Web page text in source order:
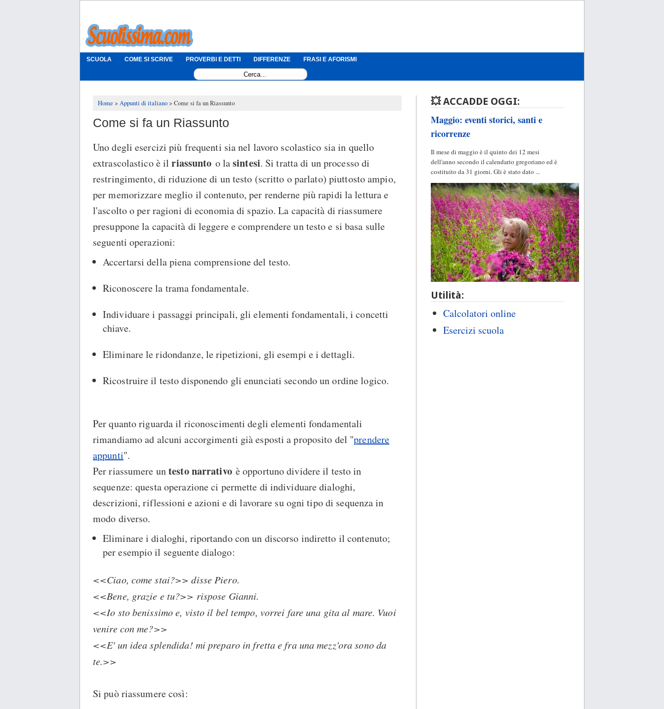
SCUOLA COME SI SCRIVE PROVERBI E DETTI DIFFERENZE FRASI E AFORISMI
Home Appunti di italiano Come si fa un Riassunto
Come si fa un Riassunto
Uno degli esercizi più frequenti sia nel lavoro scolastico sia in quello
extrascolastico è ilriassunto o lasintesi. Si tratta di un processo di
restringimento, di riduzione di un testo (scritto o parlato) piuttosto ampio,
per memorizzare meglio il contenuto, per renderne più rapidi la lettura e
l'ascolto o per ragioni di economia di spazio. La capacità di riassumere
presuppone la capacità di leggere e comprendere un testo e si basa sulle
seguenti operazioni:
Accertarsi della piena comprensione del testo.
Riconoscere la trama fondamentale.
Individuare i passaggi principali, gli elementi fondamentali, i concetti
chiave.
Eliminare le ridondanze, le ripetizioni, gli esempi e i dettagli.
Ricostruire il testo disponendo gli enunciati secondo un ordine logico.
Per quanto riguarda il riconoscimenti degli elementi fondamentali
rimandiamo ad alcuni accorgimenti già esposti a proposito del "prendere
appunti".
Per riassumere untesto narrativoè opportuno dividere il testo in
sequenze: questa operazione ci permette di individuare dialoghi,
descrizioni, riflessioni e azioni e di lavorare su ogni tipo di sequenza in
modo diverso.
Eliminare i dialoghi, riportando con un discorso indiretto il contenuto;
per esempio il seguente dialogo:
<<Ciao, come stai?>> disse Piero.
<<Bene, grazie e tu?>> rispose Gianni.
<<Io sto benissimo e, visto il bel tempo, vorrei fare una gita al mare. Vuoi
venire con me?>>
<<E' un idea splendida! mi preparo in fretta e fra una mezz'ora sono da
te.>>
Si può riassumere così:
💥 ACCADDE OGGI:
Maggio: eventi storici, santi e
ricorrenze
Il mese di maggio è il quinto dei 12 mesi
dell'anno secondo il calendario gregoriano ed è
costituito da 31 giorni. Gli è stato dato ...
Utilità:
Calcolatori online
Esercizi scuola